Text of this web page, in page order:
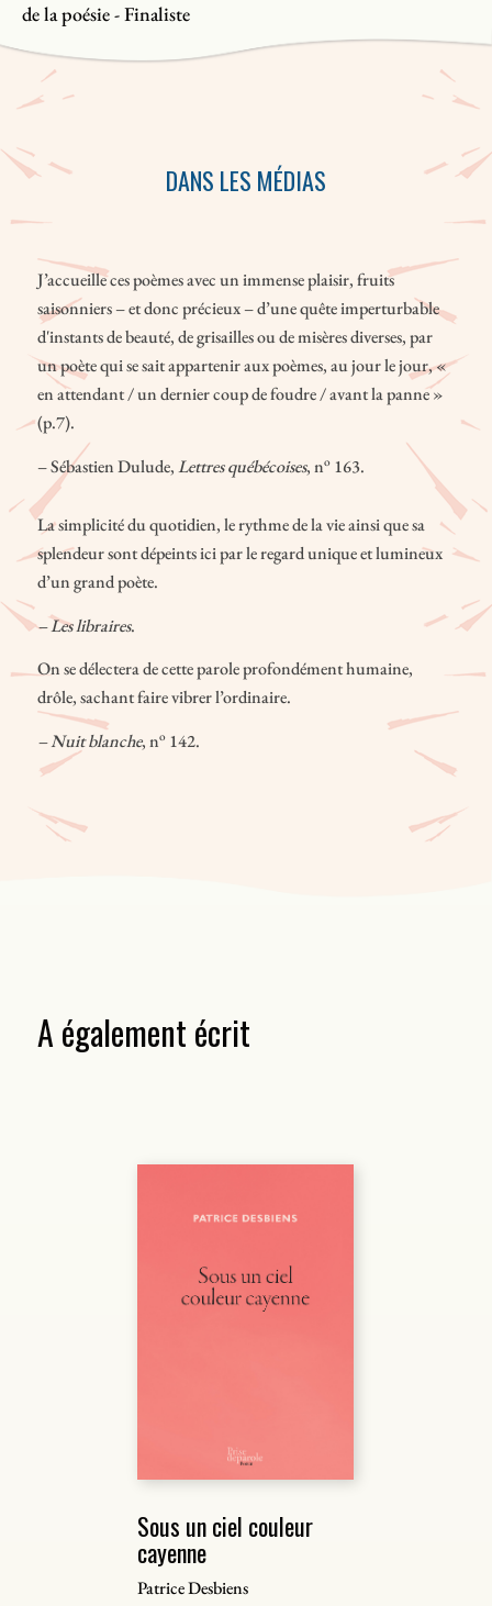
de la poésie - Finaliste
DANS LES MÉDIAS
J’accueille ces poèmes avec un immense plaisir, fruits
saisonniers – et donc précieux – d’une quête imperturbable
d'instants de beauté, de grisailles ou de misères diverses, par
un poète qui se sait appartenir aux poèmes, au jour le jour, «
en attendant / un dernier coup de foudre / avant la panne »
(p.7).
– Sébastien Dulude,Lettres québécoises, no163.
La simplicité du quotidien, le rythme de la vie ainsi que sa
splendeur sont dépeints ici par le regard unique et lumineux
d’un grand poète.
– Les libraires.
On se délectera de cette parole profondément humaine,
drôle, sachant faire vibrer l’ordinaire.
– Nuit blanche, no142.
A également écrit
Sous un ciel couleur
cayenne
Patrice Desbiens